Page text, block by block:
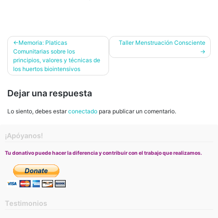
Navegación
de
entradas
Memoria: Platicas
Comunitarias sobre los
principios, valores y técnicas de
los huertos biointensivos
Taller Menstruación Consciente
Dejar una respuesta
Lo siento, debes estarconectado para publicar un comentario.
¡Apóyanos!
Tu donativo puede hacer la diferencia y contribuir con el trabajo que realizamos.
Testimonios